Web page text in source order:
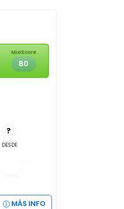
MixiScore
80
?
DESDE
MÁS INFO